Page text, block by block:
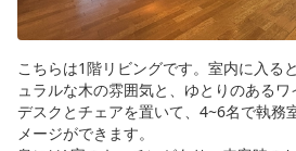
こちらは1階リビングです。室内に入る
ュラルな木の雰囲気と、ゆとりのあるワ
デスクとチェアを置いて、4~6名で執務
メージができます。